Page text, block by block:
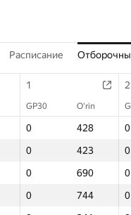
Расписание
1 2
GP30 O‘rin
0 428 0
0 423 0
0 690 0
0 744 0